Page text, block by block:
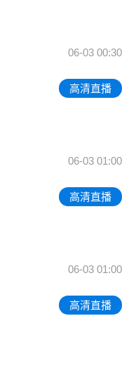
06-03 00:30
高清直播
06-03 01:00
高清直播
06-03 01:00
高清直播